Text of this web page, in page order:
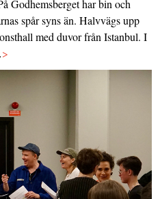
Godhemsberget har bin och
spår syns än. Halvvägs upp
med duvor från Istanbul. I
>